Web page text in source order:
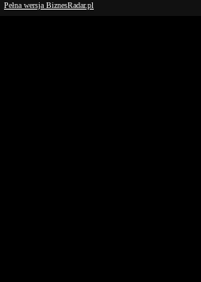
Pełna wersja BiznesRadar.pl